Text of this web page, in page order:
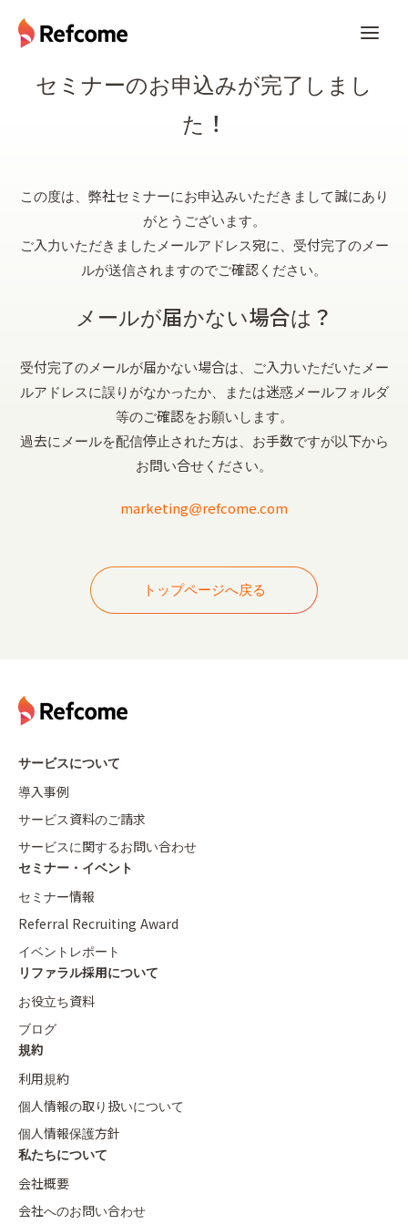
セミナーのお申込みが完了しまし
た！
この度は、弊社セミナーにお申込みいただきまして誠にあり
がとうございます。
ご入力いただきましたメールアドレス宛に、受付完了のメー
ルが送信されますのでご確認ください。
メールが届かない場合は？
受付完了のメールが届かない場合は、ご入力いただいたメー
ルアドレスに誤りがなかったか、または迷惑メールフォルダ
等のご確認をお願いします。
過去にメールを配信停止された方は、お手数ですが以下から
お問い合せください。
marketing@refcome.com
トップページへ戻る
サービスについて
導入事例
サービス資料のご請求
サービスに関するお問い合わせ
セミナー・イベント
セミナー情報
Referral Recruiting Award
イベントレポート
リファラル採用について
お役立ち資料
ブログ
規約
利用規約
個人情報の取り扱いについて
個人情報保護方針
私たちについて
会社概要
会社へのお問い合わせ